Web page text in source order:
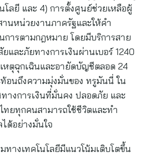
โลยี และ 4) การตั้งศูนย์ช่วยเหลือผู้
นหน่วยงานภาครัฐและให้คำ
การตามกฎหมาย โดยมีบริการสาย
และภัยทางการเงินผ่านเบอร์ 1240
หตุฉุกเฉินและอายัดบัญชีตลอด 24
อนถึงความมุ่งมั่นของ ทรูมันนี่ ใน
ทางการเงินที่มั่นคง ปลอดภัย และ
ทยทุกคนสามารถใช้ชีวิตและทำ
ด้อย่างมั่นใจ
างเทคโนโลยีมีแนวโน้มเติบโตขึ้น